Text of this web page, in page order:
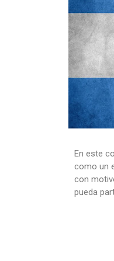
En este
como un
con
pueda